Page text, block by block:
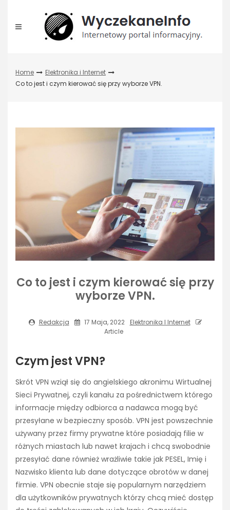
content
Home
Elektronika i Internet
Co to jest i czym kierować się przy wyborze VPN.
Co to jest i czym kierować się przy
wyborze VPN.
Redakcja 17 Maja, 2022
Elektronika I Internet
Article
Czym jest VPN?
Skrót VPN wziął się do angielskiego akronimu Wirtualnej
Sieci Prywatnej, czyli kanału za pośrednictwem którego
informacje między odbiorca a nadawca mogą być
przesyłane w bezpieczny sposób. VPN jest powszechnie
używany przez firmy prywatne które posiadają filie w
różnych miastach lub nawet krajach i chcą swobodnie
przesyłać dane również wrażliwie takie jak PESEL, Imię i
Nazwisko klienta lub dane dotyczące obrotów w danej
firmie. VPN obecnie staje się popularnym narzędziem
dla użytkowników prywatnych którzy chcą mieć dostęp